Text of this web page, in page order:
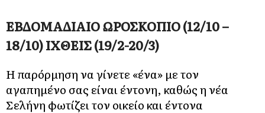
ΕΒΔΟΜΑΔΙΑΙΟ ΩΡΟΣΚΟΠΙΟ (12/10 –
18/10) ΙΧΘΕΙΣ (19/2-20/3)
Η παρόρμηση να γίνετε «ένα» με τον
αγαπημένο σας είναι έντονη, καθώς η νέα
Σελήνη φωτίζει τον οικείο και έντονα